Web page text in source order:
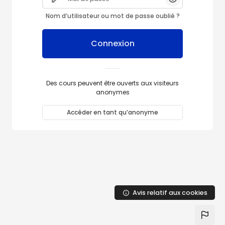
Afficher/
Nom d’utilisateur ou mot de passe oublié ?
Connexion
Des cours peuvent être ouverts aux visiteurs
anonymes
Accéder en tant qu’anonyme
Avis relatif aux cookies